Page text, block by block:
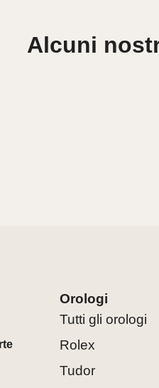
Alcuni
Orologi
Tutti gli orologi
Rolex
Tudor